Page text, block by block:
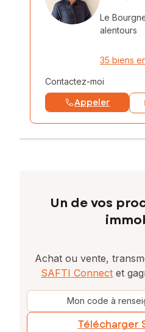
Le
alentours
35 biens
Contactez-moi
Appeler
Un de vos
Achat ou vente,
SAFTI Connect et
Mon code à
Télécharger